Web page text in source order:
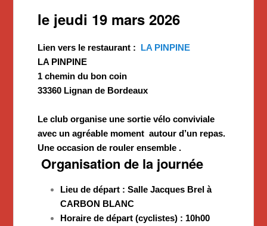
le jeudi 19 mars 2026
Lien vers le restaurant : LA PINPINE
LA PINPINE
1 chemin du bon coin
33360 Lignan de Bordeaux
Le club organise une sortie vélo conviviale
avec un agréable moment autour d’un repas.
Une occasion de rouler ensemble .
Organisation de la journée
Lieu de départ : Salle Jacques Brel à
CARBON BLANC
Horaire de départ (cyclistes) : 10h00